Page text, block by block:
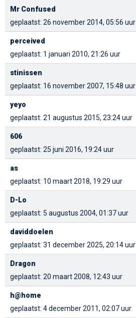
Mr Confused
geplaatst: 26 november 2014, 05:56 uur
perceived
geplaatst: 1 januari 2010, 21:26 uur
stinissen
geplaatst: 16 november 2007, 15:48 uur
yeyo
geplaatst: 21 augustus 2015, 23:24 uur
606
geplaatst: 25 juni 2016, 19:24 uur
as
geplaatst: 10 maart 2018, 19:29 uur
D-Lo
geplaatst: 5 augustus 2004, 01:37 uur
daviddoelen
geplaatst: 31 december 2025, 20:14 uur
Dragon
geplaatst: 20 maart 2008, 12:43 uur
h@home
geplaatst: 4 december 2011, 02:07 uur